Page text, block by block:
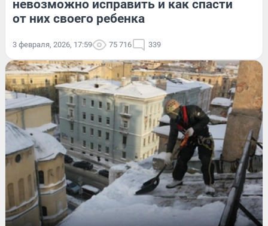
невозможно исправить и как спасти
от них своего ребенка
3 февраля, 2026, 17:59 75 716 339